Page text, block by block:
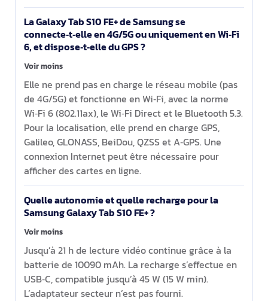
La Galaxy Tab S10 FE+ de Samsung se
connecte‑t‑elle en 4G/5G ou uniquement en Wi‑Fi
6, et dispose‑t‑elle du GPS ?
Voir moins
Elle ne prend pas en charge le réseau mobile (pas
de 4G/5G) et fonctionne en Wi‑Fi, avec la norme
Wi‑Fi 6 (802.11ax), le Wi‑Fi Direct et le Bluetooth 5.3.
Pour la localisation, elle prend en charge GPS,
Galileo, GLONASS, BeiDou, QZSS et A‑GPS. Une
connexion Internet peut être nécessaire pour
afficher des cartes en ligne.
Quelle autonomie et quelle recharge pour la
Samsung Galaxy Tab S10 FE+ ?
Voir moins
Jusqu’à 21 h de lecture vidéo continue grâce à la
batterie de 10090 mAh. La recharge s’effectue en
USB‑C, compatible jusqu’à 45 W (15 W min).
L’adaptateur secteur n’est pas fourni.